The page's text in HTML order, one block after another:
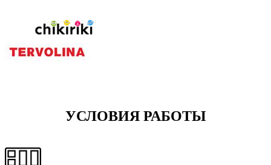
УСЛОВИЯ РАБОТЫ